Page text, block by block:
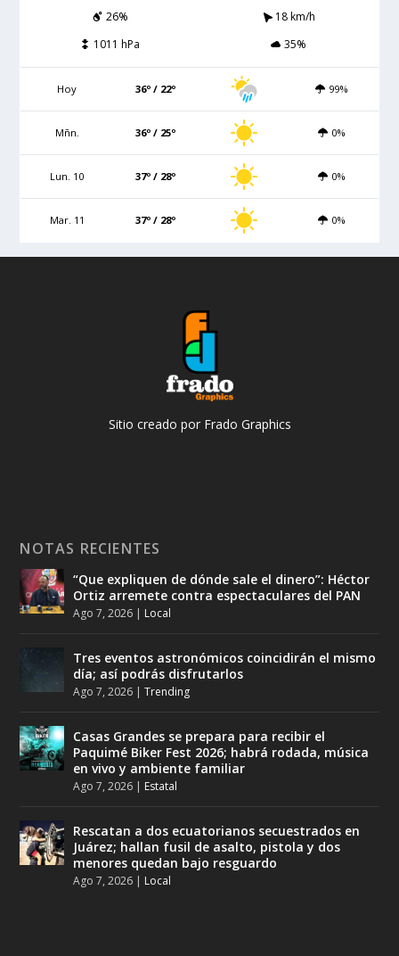
26%
18 km/h
1011 hPa
35%
Hoy 36º / 22º 99%
Mñn. 36º / 25º 0%
Lun. 10 37º / 28º 0%
Mar. 11 37º / 28º 0%
Sitio creado por Frado Graphics
NOTAS RECIENTES
“Que expliquen de dónde sale el dinero”: Héctor
Ortiz arremete contra espectaculares del PAN
Ago 7, 2026 | Local
Tres eventos astronómicos coincidirán el mismo
día; así podrás disfrutarlos
Ago 7, 2026 |Trending
Casas Grandes se prepara para recibir el
Paquimé Biker Fest 2026; habrá rodada, música
en vivo y ambiente familiar
Ago 7, 2026 | Estatal
Rescatan a dos ecuatorianos secuestrados en
Juárez; hallan fusil de asalto, pistola y dos
menores quedan bajo resguardo
Ago 7, 2026 | Local